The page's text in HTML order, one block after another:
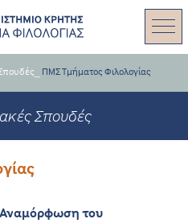
ΠΜΣ Τμήματος Φιλολογίας
Σπουδές
του